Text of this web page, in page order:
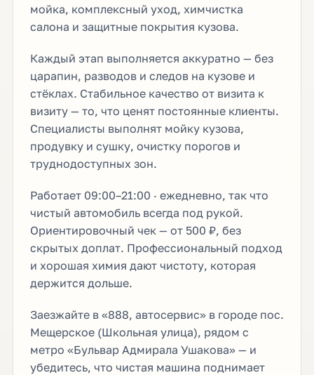
мойка, комплексный уход, химчистка
салона и защитные покрытия кузова.
Каждый этап выполняется аккуратно — без
царапин, разводов и следов на кузове и
стёклах. Стабильное качество от визита к
визиту — то, что ценят постоянные клиенты.
Специалисты выполнят мойку кузова,
продувку и сушку, очистку порогов и
труднодоступных зон.
Работает 09:00–21:00 · ежедневно, так что
чистый автомобиль всегда под рукой.
Ориентировочный чек — от 500 ₽, без
скрытых доплат. Профессиональный подход
и хорошая химия дают чистоту, которая
держится дольше.
Заезжайте в «888, автосервис» в городе пос.
Мещерское (Школьная улица), рядом с
метро «Бульвар Адмирала Ушакова» — и
убедитесь, что чистая машина поднимает